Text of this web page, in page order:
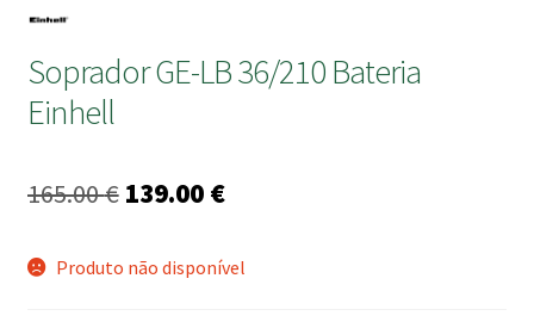
Soprador GE-LB 36/210 Bateria
Einhell
165.00€ O
original
139.00 €O
atual
Produto não disponível